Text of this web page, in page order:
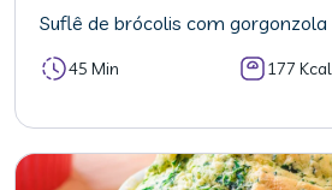
Suflê de brócolis com gorgonzola
45 Min 177 Kcal